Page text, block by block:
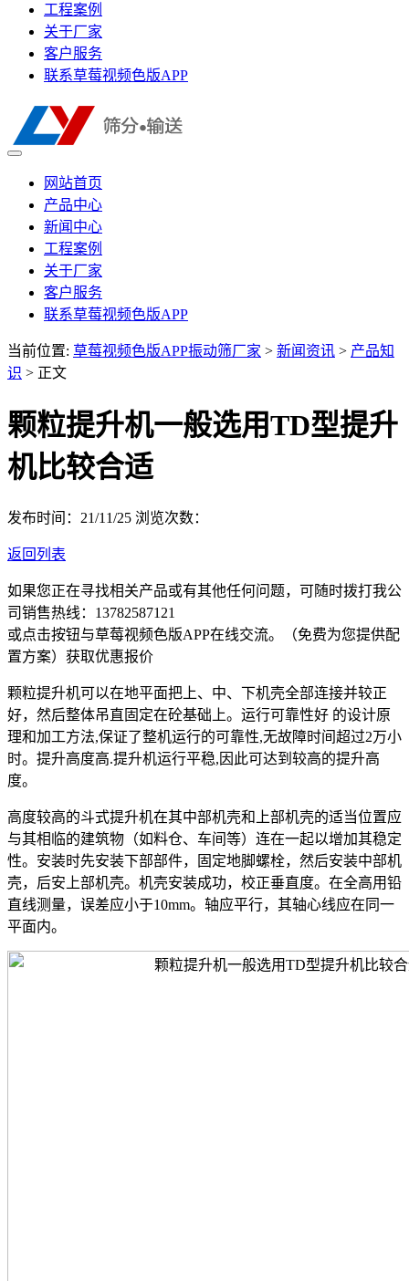
工程案例
关于厂家
客户服务
联系草莓视频色版APP
网站首页
产品中心
新闻中心
工程案例
关于厂家
客户服务
联系草莓视频色版APP
当前位置: 草莓视频色版APP振动筛厂家 > 新闻资讯 > 产品知
识 > 正文
颗粒提升机一般选用TD型提升
机比较合适
发布时间：21/11/25 浏览次数：
返回列表
如果您正在寻找相关产品或有其他任何问题，可随时拨打我公
司销售热线： 13782587121
或点击按钮与草莓视频色版APP在线交流。（免费为您提供配
置方案） 获取优惠报价
颗粒提升机可以在地平面把上、中、下机壳全部连接并较正
好，然后整体吊直固定在砼基础上。运行可靠性好 的设计原
理和加工方法,保证了整机运行的可靠性,无故障时间超过2万小
时。提升高度高.提升机运行平稳,因此可达到较高的提升高
度。
高度较高的斗式提升机在其中部机壳和上部机壳的适当位置应
与其相临的建筑物（如料仓、车间等）连在一起以增加其稳定
性。安装时先安装下部部件，固定地脚螺栓，然后安装中部机
壳，后安上部机壳。机壳安装成功，校正垂直度。在全高用铅
直线测量，误差应小于10mm。轴应平行，其轴心线应在同一
平面内。